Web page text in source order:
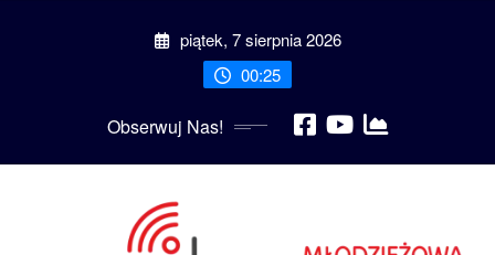
piątek, 7 sierpnia 2026
00:25
Obserwuj Nas!